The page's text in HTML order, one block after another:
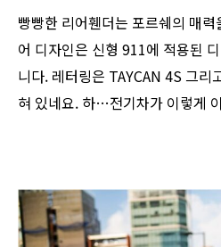
빵빵한 리어휀더는 포르쉐의 매
어 디자인은 신형 911에 적용된
니다. 레터링은 TAYCAN 4S 그리
혀 있네요. 하…전기차가 이렇게